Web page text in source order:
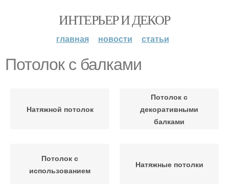
ИНТЕРЬЕР И ДЕКОР
главная новости статьи
Потолок с балками
Натяжной потолок
Потолок с
декоративными
балками
Потолок с
использованием
Натяжные потолки